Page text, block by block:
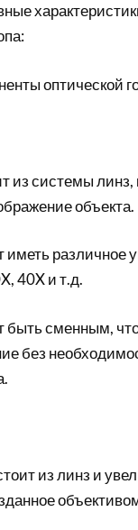
оптической
из системы линз,
объекта.
различное
40X и т.д.
быть сменным,
без
из линз и